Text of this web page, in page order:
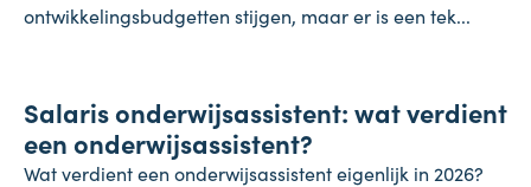
ontwikkelingsbudgetten stijgen, maar er is een tek...
24 juli 2026
Salaris onderwijsassistent: wat verdient
een onderwijsassistent?
Wat verdient een onderwijsassistent eigenlijk in 2026?